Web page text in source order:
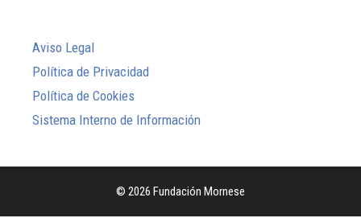
Aviso Legal
Política de Privacidad
Política de Cookies
Sistema Interno de Información
© 2026 Fundación Mornese